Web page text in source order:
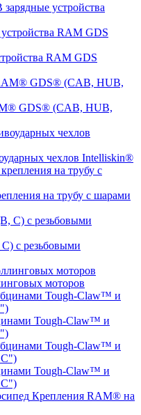
устройства
RAM GDS
GDS® (CAB, HUB,
чехлов Intelliskin®
на трубу с шарами
с резьбовыми
моторов
Tough-Claw™ и
Tough-Claw™ и
Крепления RAM® на